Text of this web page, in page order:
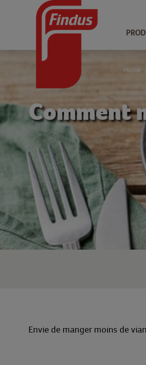
Comment
Home
Envie de manger moins de